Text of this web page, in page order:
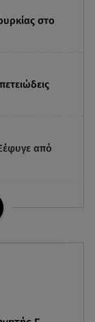
στο
από
ο